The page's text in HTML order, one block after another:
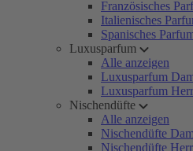
Französisches
Italienisches
Spanisches
Luxusparfum
Alle anzeigen
Luxusparfum
Luxusparfum
Nischendüfte
Alle anzeigen
Nischendüfte
Nischendüfte